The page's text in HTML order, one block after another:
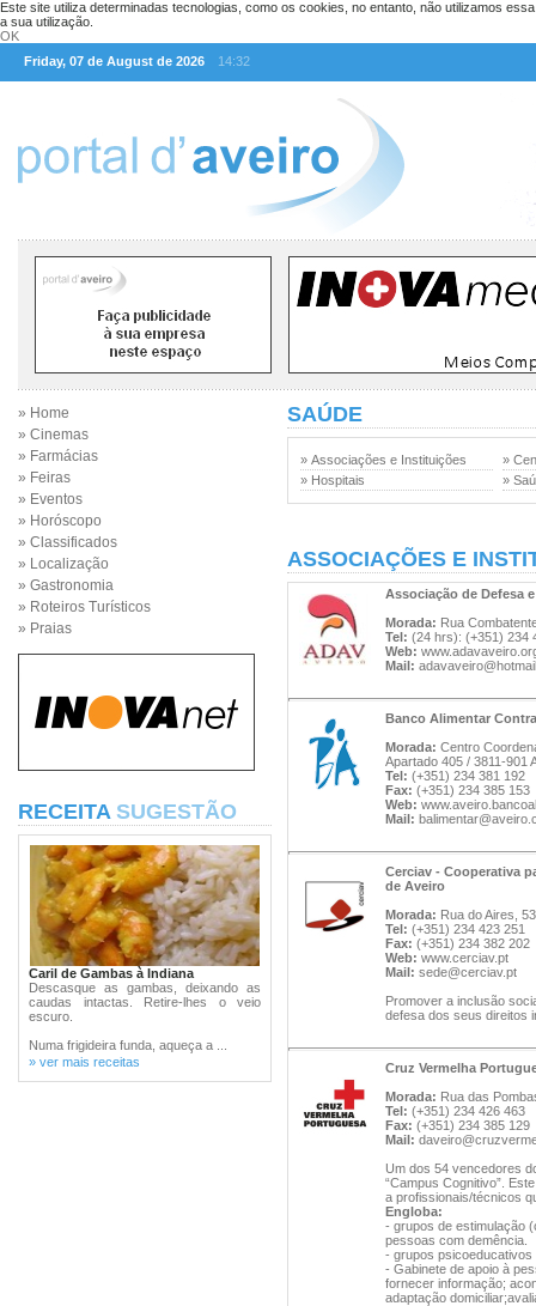
Este site utiliza determinadas tecnologias, como os cookies, no entanto, não utilizamos
a sua utilização.
OK
Friday, 07 de August de 2026
14:32
» Home
» Cinemas
» Farmácias
» Feiras
» Eventos
» Horóscopo
» Classificados
» Localização
» Gastronomia
» Roteiros Turísticos
» Praias
RECEITA SUGESTÃO
Caril de Gambas à Indiana
Descasque as gambas, deixando as
caudas intactas. Retire-lhes o veio
escuro.
Numa frigideira funda, aqueça a ...
» ver mais receitas
SAÚDE
» Associações e Instituições
»
» Hospitais
»
ASSOCIAÇÕES E
Associação de Defesa
Morada: Rua
Tel: (24 hrs): (+351) 234
Web:
Mail:
Banco Alimentar
Morada: Centro
Apartado 405 / 3811-901
Tel: (+351) 234 381 192
Fax: (+351) 234 385 153
Web:
Mail:
Cerciav - Cooperativa
de Aveiro
Morada: Rua do Aires,
Tel: (+351) 234 423 251
Fax: (+351) 234 382 202
Web: www.cerciav.pt
Mail: sede@cerciav.pt
Promover a inclusão
defesa dos seus direitos
Cruz Vermelha
Morada: Rua das
Tel: (+351) 234 426 463
Fax: (+351) 234 385 129
Mail:
Um dos 54 vencedores
“Campus Cognitivo”.
a profissionais/técnicos
Engloba:
- grupos de estimulação
pessoas com demência.
- grupos
- Gabinete de apoio à
fornecer informação;
adaptação